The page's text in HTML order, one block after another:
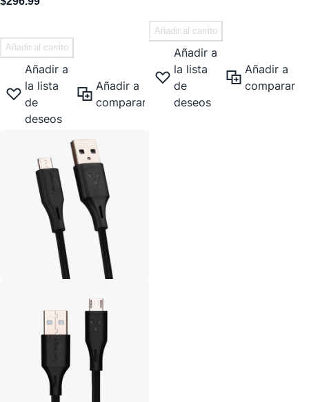
Añadir al carrito
Añadir a
la lista
de
deseos
Añadir a
comparar
Añadir al carrito
Añadir a
la lista
de
deseos
Añadir a
comparar